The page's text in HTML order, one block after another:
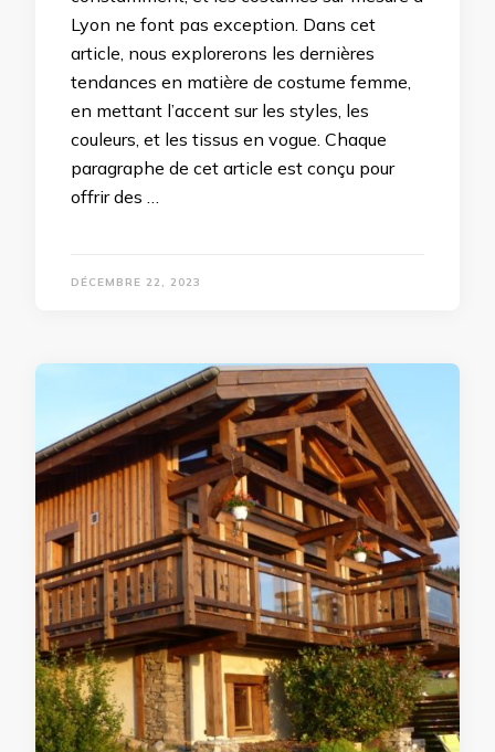
Lyon ne font pas exception. Dans cet
article, nous explorerons les dernières
tendances en matière de costume femme,
en mettant l’accent sur les styles, les
couleurs, et les tissus en vogue. Chaque
paragraphe de cet article est conçu pour
offrir des …
DÉCEMBRE 22, 2023